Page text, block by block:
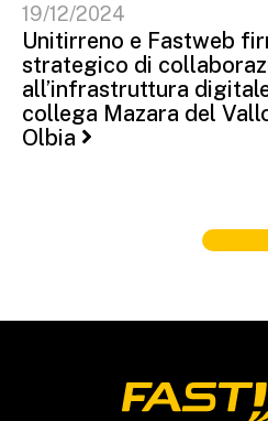
19/12/2024
Unitirreno e Fastweb
strategico di
all’infrastruttura
collega Mazara del
Olbia